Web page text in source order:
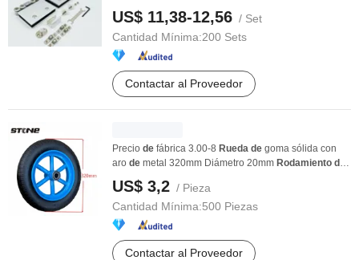
US$ 11,38-12,56 / Set
Cantidad Mínima:200 Sets
Contactar al Proveedor
Precio de fábrica 3.00-8 Rueda de goma sólida con
aro de metal 320mm Diámetro 20mm Rodamiento de
US$ 3,2 / Pieza
Cantidad Mínima:500 Piezas
Contactar al Proveedor